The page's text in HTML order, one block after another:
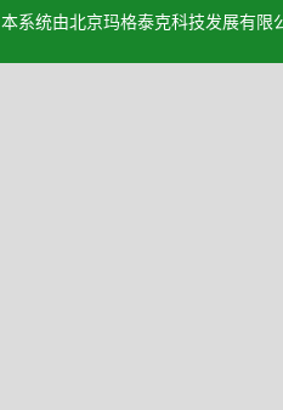
本系统由北京玛格泰克科技发展有